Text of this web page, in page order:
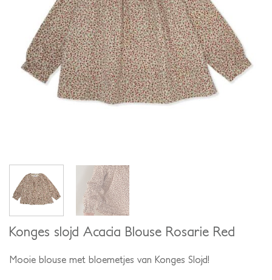
Konges slojd Acacia Blouse Rosarie Red
Mooie blouse met bloemetjes van Konges Slojd!